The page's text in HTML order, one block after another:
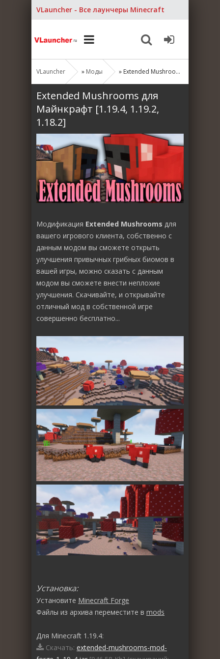
VLauncher - Все лаунчеры Minecraft
VLauncher » Моды » Extended Mushrooms для Майнкрафт [1.19.4, 1.19.2, 1.18.2]
Extended Mushrooms для
Майнкрафт [1.19.4, 1.19.2,
1.18.2]
Модификация Extended Mushrooms для
вашего игрового клиента, собственно с
данным модом вы сможете открыть
улучшения привычных грибных биомов в
вашей игры, можно сказать с данным
модом вы сможете внести неплохие
улучшения. Скачивайте, и открывайте
отличный мод в собственной игре
совершенно бесплатно...
Установка:
Установите Minecraft Forge
Файлы из архива переместите в mods
Для Minecraft 1.19.4:
Скачать: extended-mushrooms-mod-